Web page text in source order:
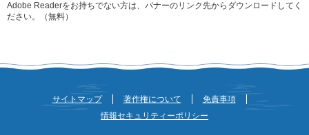
Adobe Readerをお持ちでない方は、バナーのリンク先からダウンロードしてく
ださい。（無料）
サイトマップ 著作権について
免責事項
情報セキュリティーポリシー